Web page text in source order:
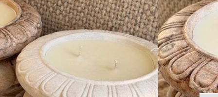
בניחוח טאלק מעושן
₪209.00
מידות
צבע לבן / בז, חום טבעי